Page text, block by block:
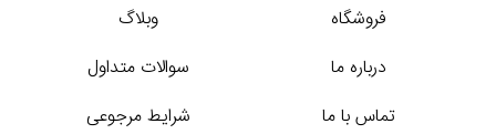
فروشگاه
وبلاگ
درباره ما
سوالات متداول
تماس با ما
شرایط مرجوعی